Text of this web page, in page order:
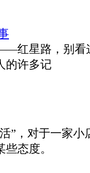
红星路，别看
的许多记
”，对于一家小
态度。